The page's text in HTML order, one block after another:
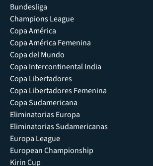
Bundesliga
Champions League
Copa América
Copa América Femenina
Copa del Mundo
Copa Intercontinental India
Copa Libertadores
Copa Libertadores Femenina
Copa Sudamericana
Eliminatorias Europa
Eliminatorias Sudamericanas
Europa League
European Championship
Kirin Cup